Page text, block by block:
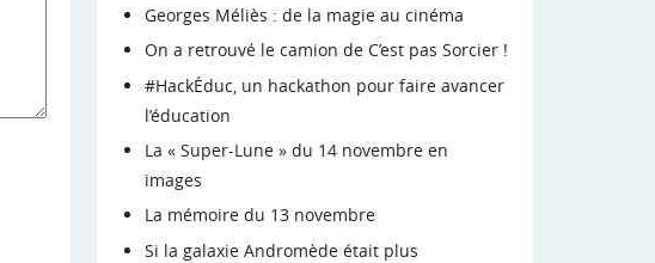
Georges Méliès : de la magie au cinéma
On a retrouvé le camion de C’est pas Sorcier !
#HackÉduc, un hackathon pour faire avancer
l’éducation
La « Super-Lune » du 14 novembre en
images
La mémoire du 13 novembre
Si la galaxie Andromède était plus